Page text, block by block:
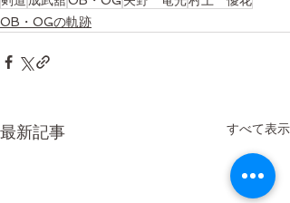
OB・OGの軌跡
最新記事 すべて表示